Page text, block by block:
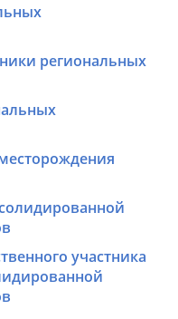
региональных
участника